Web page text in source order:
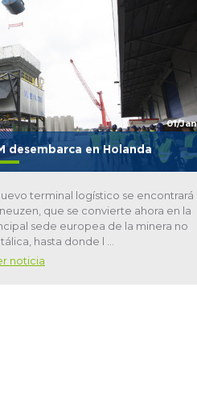
desembarca en Holanda
01/
terminal logístico se encontrará
que se convierte ahora en la
sede europea de la minera no
hasta donde l ...
noticia